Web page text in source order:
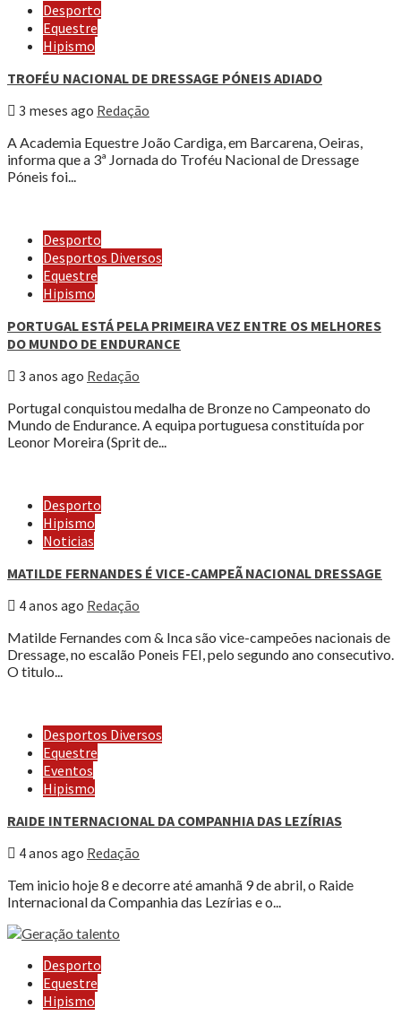
Desporto
Equestre
Hipismo
TROFÉU NACIONAL DE DRESSAGE PÓNEIS ADIADO
3 meses ago Redação
A Academia Equestre João Cardiga, em Barcarena, Oeiras,
informa que a 3ª Jornada do Troféu Nacional de Dressage
Póneis foi...
Desporto
Desportos Diversos
Equestre
Hipismo
PORTUGAL ESTÁ PELA PRIMEIRA VEZ ENTRE OS MELHORES
DO MUNDO DE ENDURANCE
3 anos ago Redação
Portugal conquistou medalha de Bronze no Campeonato do
Mundo de Endurance. A equipa portuguesa constituída por
Leonor Moreira (Sprit de...
Desporto
Hipismo
Noticias
MATILDE FERNANDES É VICE-CAMPEÃ NACIONAL DRESSAGE
4 anos ago Redação
Matilde Fernandes com & Inca são vice-campeões nacionais de
Dressage, no escalão Poneis FEI, pelo segundo ano consecutivo.
O titulo...
Desportos Diversos
Equestre
Eventos
Hipismo
RAIDE INTERNACIONAL DA COMPANHIA DAS LEZÍRIAS
4 anos ago Redação
Tem inicio hoje 8 e decorre até amanhã 9 de abril, o Raide
Internacional da Companhia das Lezírias e o...
Desporto
Equestre
Hipismo